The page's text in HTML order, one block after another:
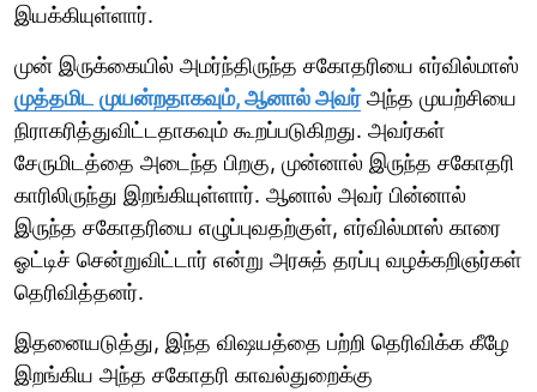
இயக்கியுள்ளார்.
முன் இருக்கையில் அமர்ந்திருந்த சகோதரியை எர்வில்மாஸ்
முத்தமிட முயன்றதாகவும், ஆனால் அவர்அந்த முயற்சியை
நிராகரித்துவிட்டதாகவும் கூறப்படுகிறது. அவர்கள்
சேருமிடத்தை அடைந்த பிறகு, முன்னால் இருந்த சகோதரி
காரிலிருந்து இறங்கியுள்ளார். ஆனால் அவர் பின்னால்
இருந்த சகோதரியை எழுப்புவதற்குள், எர்வில்மாஸ் காரை
ஓட்டிச் சென்றுவிட்டார் என்று அரசுத் தரப்பு வழக்கறிஞர்கள்
தெரிவித்தனர்.
இதனையடுத்து, இந்த விஷயத்தை பற்றி தெரிவிக்க கீழே
இறங்கிய அந்த சகோதரி காவல்துறைக்கு